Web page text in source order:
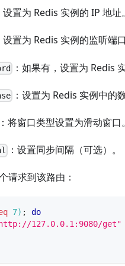
设置为 Redis 实例的 IP 地址。
设置为 Redis 实例的监听端口
：如果有，设置为 Redis
：设置为 Redis 实例中的
将窗口类型设置为滑动窗口。
：设置同步间隔（可选）。
请求到该路由：
7) ;
do
127.0.0.1:9080/get"